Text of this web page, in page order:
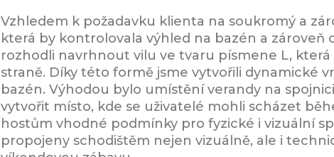
Vzhledem k požadavku klienta na soukromý a
která by kontrolovala výhled na bazén a zároveň
rozhodli navrhnout vilu ve tvaru písmene L,
straně. Díky této formě jsme vytvořili dynamické
bazén. Výhodou bylo umístění verandy na
vytvořit místo, kde se uživatelé mohli scházet
hostům vhodné podmínky pro fyzické i vizuální
propojeny schodištěm nejen vizuálně, ale i